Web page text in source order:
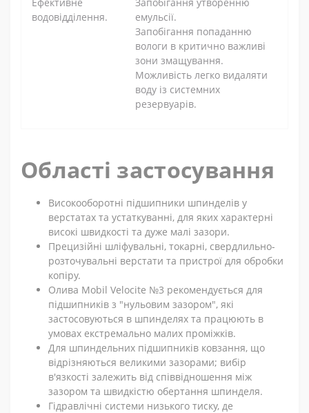
водовідділення.
емульсії.
Запобігання попаданню
вологи в критично важливі
зони змащування.
Можливість легко видаляти
воду із системних
резервуарів.
Області застосування
Високооборотні підшипники шпинделів у
верстатах та устаткуванні, для яких характерні
високі швидкості та дуже малі зазори.
Прецизійні шліфувальні, токарні, свердлильно-
розточувальні верстати та пристрої для обробки
копіру.
Олива Mobil Velocite №3 рекомендується для
підшипників з "нульовим зазором", які
застосовуються в шпинделях та працюють в
умовах екстремально малих проміжків.
Для шпиндельних підшипників ковзання, що
відрізняються великими зазорами; вибір
в'язкості залежить від співвідношення між
зазором та швидкістю обертання шпинделя.
Гідравлічні системи низького тиску, де